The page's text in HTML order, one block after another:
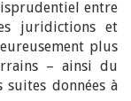
entre
juridictions et
plus
– ainsi du
suites données à